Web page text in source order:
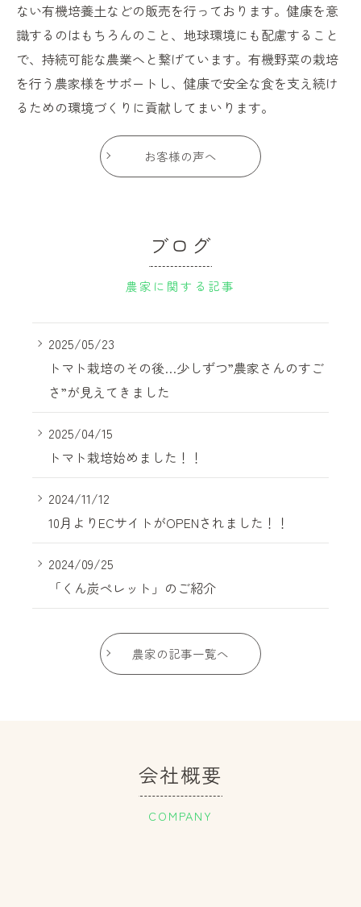
ない有機培養土などの販売を行っております。健康を意
識するのはもちろんのこと、地球環境にも配慮すること
で、持続可能な農業へと繋げています。有機野菜の栽培
を行う農家様をサポートし、健康で安全な食を支え続け
るための環境づくりに貢献してまいります。
お客様の声へ
ブログ
農家に関する記事
2025/05/23
トマト栽培のその後…少しずつ”農家さんのすご
さ”が見えてきました
2025/04/15
トマト栽培始めました！！
2024/11/12
10月よりECサイトがOPENされました！！
2024/09/25
「くん炭ペレット」のご紹介
農家の記事一覧へ
会社概要
COMPANY